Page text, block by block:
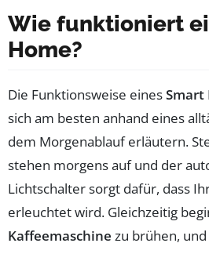
Wie funktioniert
Home?
Die Funktionsweise einesSmart
sich am besten anhand eines
dem Morgenablauf erläutern.
stehen morgens auf und der
Lichtschalter sorgt dafür, dass
erleuchtet wird. Gleichzeitig
Kaffeemaschine zu brühen,